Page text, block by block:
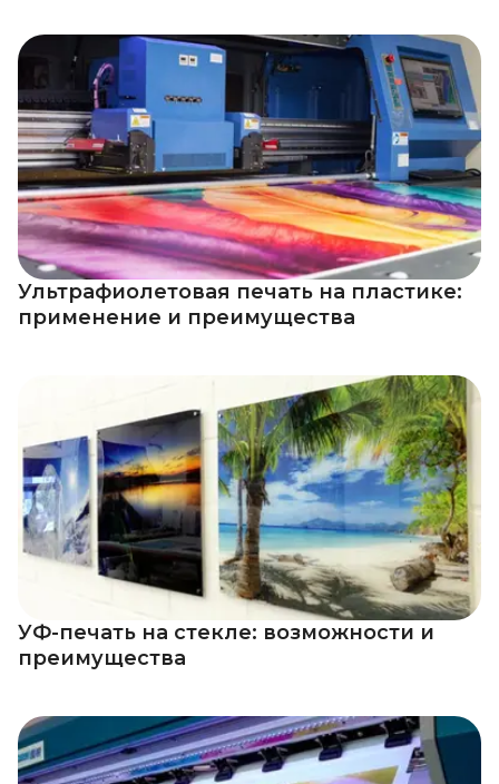
Ультрафиолетовая печать на пластике:
применение и преимущества
УФ-печать на стекле: возможности и
преимущества